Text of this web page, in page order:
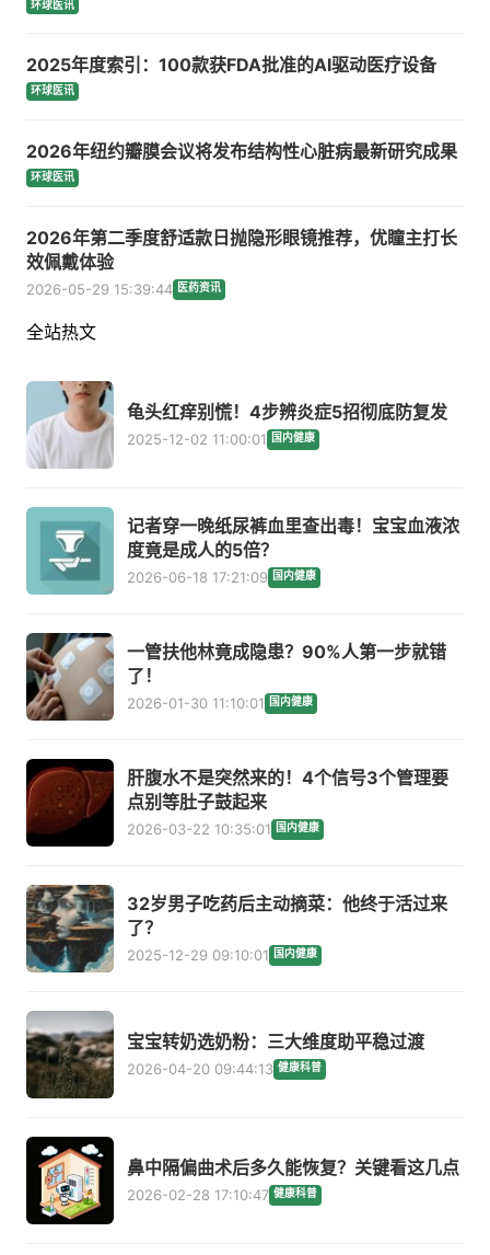
环球医讯
2025年度索引：100款获FDA批准的AI驱动医疗设备
环球医讯
2026年纽约瓣膜会议将发布结构性心脏病最新研究成果
环球医讯
2026年第二季度舒适款日抛隐形眼镜推荐，优瞳主打长
效佩戴体验
2026-05-29 15:39:44 医药资讯
全站热文
龟头红痒别慌！4步辨炎症5招彻底防复发
2025-12-02 11:00:01 国内健康
记者穿一晚纸尿裤血里查出毒！宝宝血液浓
度竟是成人的5倍？
2026-06-18 17:21:09 国内健康
一管扶他林竟成隐患？90%人第一步就错
了！
2026-01-30 11:10:01 国内健康
肝腹水不是突然来的！4个信号3个管理要
点别等肚子鼓起来
2026-03-22 10:35:01 国内健康
32岁男子吃药后主动摘菜：他终于活过来
了？
2025-12-29 09:10:01 国内健康
宝宝转奶选奶粉：三大维度助平稳过渡
2026-04-20 09:44:13 健康科普
鼻中隔偏曲术后多久能恢复？关键看这几点
2026-02-28 17:10:47 健康科普